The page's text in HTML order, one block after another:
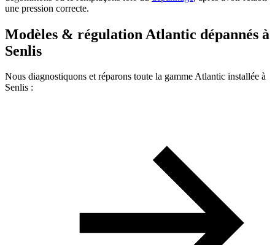
une pression correcte.
Modèles & régulation Atlantic dépannés à
Senlis
Nous diagnostiquons et réparons toute la gamme Atlantic installée à
Senlis :